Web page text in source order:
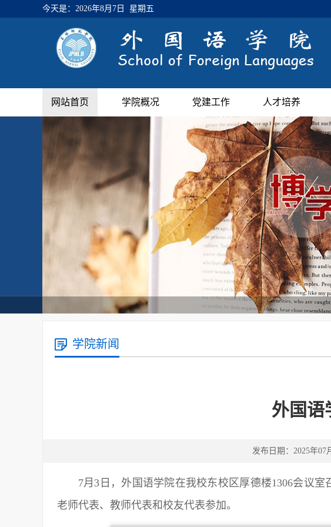
今天是： 2026年8月7日 星期五
网站首页 学院概况 党建工作 人才培养
学院新闻
外国语
发布日期：2025年
7月3日，外国语学院在我校东校区厚德楼1306会议
老师代表、教师代表和校友代表参加。